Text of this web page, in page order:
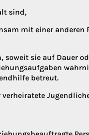
sind,
mit einer anderen
soweit sie auf Dauer
betreut.